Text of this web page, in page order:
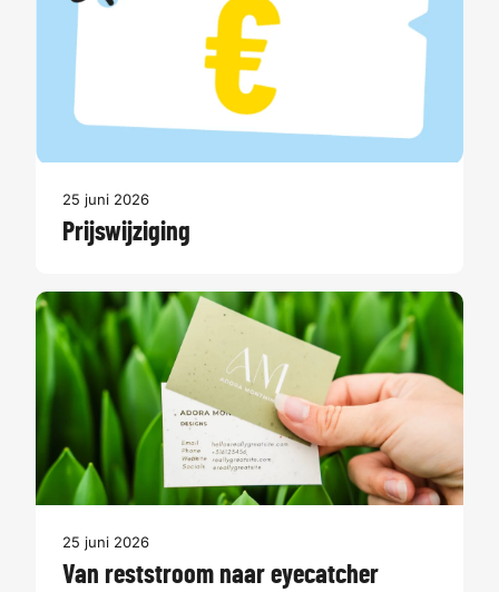
25 juni 2026
Prijswijziging
25 juni 2026
Van reststroom naar eyecatcher